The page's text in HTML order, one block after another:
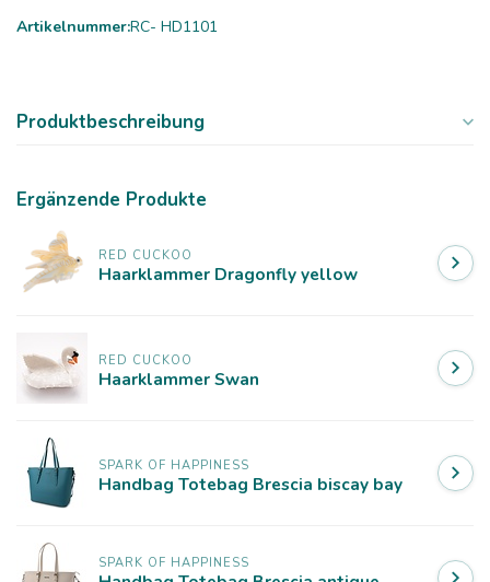
Artikelnummer:RC- HD1101
Produktbeschreibung
Ergänzende Produkte
RED CUCKOO
Haarklammer Dragonfly yellow
RED CUCKOO
Haarklammer Swan
SPARK OF HAPPINESS
Handbag Totebag Brescia biscay bay
SPARK OF HAPPINESS